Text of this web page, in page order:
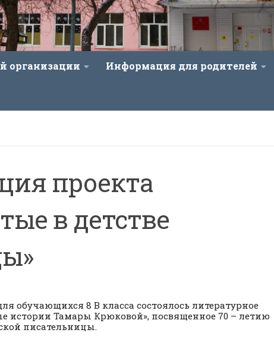
организации Информация для родителей
проекта
в детстве
обучающихся 8 В класса состоялось литературное
истории Тамары Крюковой», посвященное 70 – летию
писательницы.